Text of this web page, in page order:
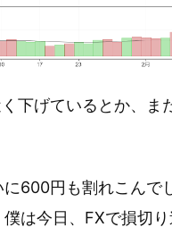
下げているとか、ま
600円も割れこんで
は今日、FXで損切